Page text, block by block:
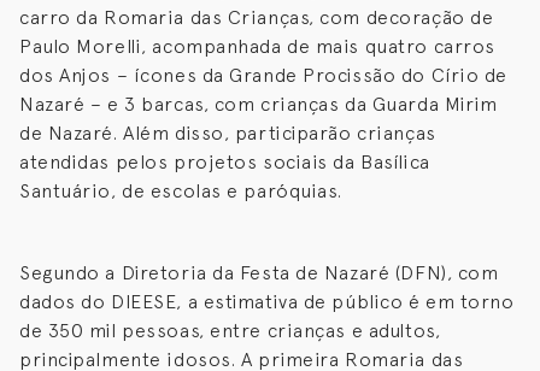
carro da Romaria das Crianças, com decoração de
Paulo Morelli, acompanhada de mais quatro carros
dos Anjos – ícones da Grande Procissão do Círio de
Nazaré – e 3 barcas, com crianças da Guarda Mirim
de Nazaré. Além disso, participarão crianças
atendidas pelos projetos sociais da Basílica
Santuário, de escolas e paróquias.
Segundo a Diretoria da Festa de Nazaré (DFN), com
dados do DIEESE, a estimativa de público é em torno
de 350 mil pessoas, entre crianças e adultos,
principalmente idosos. A primeira Romaria das